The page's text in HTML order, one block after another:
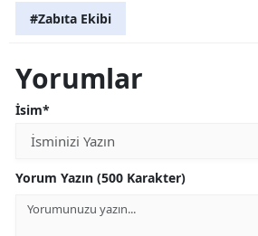
#Zabıta Ekibi
Yorumlar
İsim*
Yorum Yazın (500 Karakter)